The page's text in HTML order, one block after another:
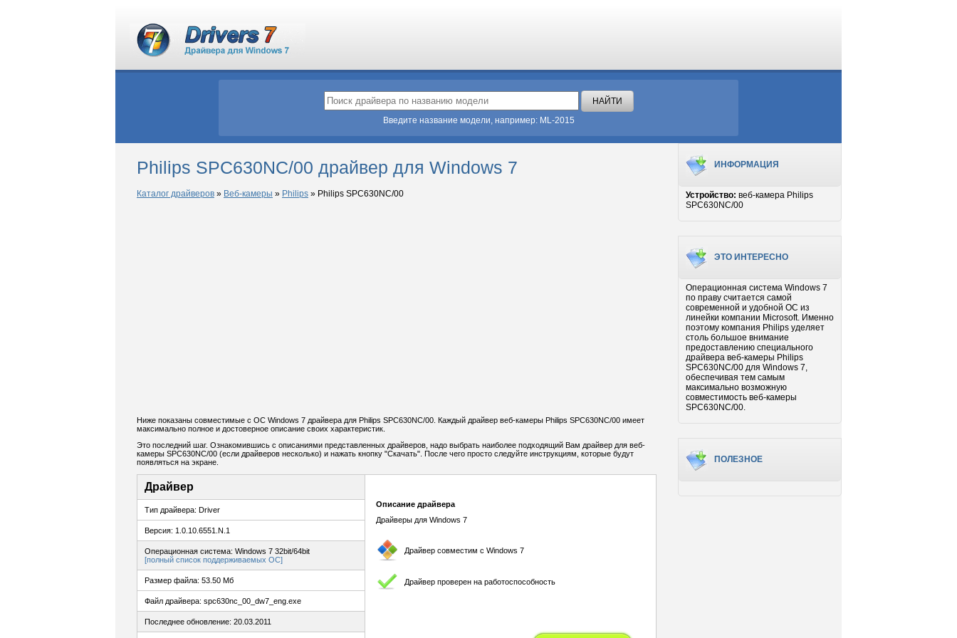
Введите название модели, например: ML-2015
Philips SPC630NC/00 драйвер для Windows 7
Каталог драйверов » Веб-камеры » Philips » Philips SPC630NC/00
Ниже показаны совместимые с ОС Windows 7 драйвера для Philips SPC630NC/00. Каждый драйвер веб-камеры Philips SPC630NC/00 имеет
максимально полное и достоверное описание своих характеристик.
Это последний шаг. Ознакомившись с описаниями представленных драйверов, надо выбрать наиболее подходящий Вам драйвер для веб-
камеры SPC630NC/00 (если драйверов несколько) и нажать кнопку "Скачать". После чего просто следуйте инструкциям, которые будут
появляться на экране.
Драйвер
Тип драйвера: Driver
Версия: 1.0.10.6551.N.1
Операционная система: Windows 7 32bit/64bit
[полный список поддерживаемых ОС]
Размер файла: 53.50 Мб
Файл драйвера: spc630nc_00_dw7_eng.exe
Последнее обновление: 20.03.2011
Описание драйвера
Драйверы для Windows 7
Драйвер совместим с Windows 7
Драйвер проверен на работоспособность
ИНФОРМАЦИЯ
Устройство: веб-камера Philips
SPC630NC/00
ЭТО ИНТЕРЕСНО
Операционная система Windows 7
по праву считается самой
современной и удобной ОС из
линейки компании Microsoft. Именно
поэтому компания Philips уделяет
столь большое внимание
предоставлению специального
драйвера веб-камеры Philips
SPC630NC/00 для Windows 7,
обеспечивая тем самым
максимально возможную
совместимость веб-камеры
SPC630NC/00.
ПОЛЕЗНОЕ